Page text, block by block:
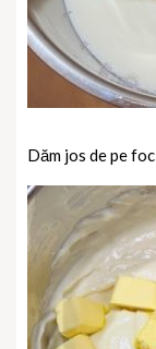
Dăm jos de pe